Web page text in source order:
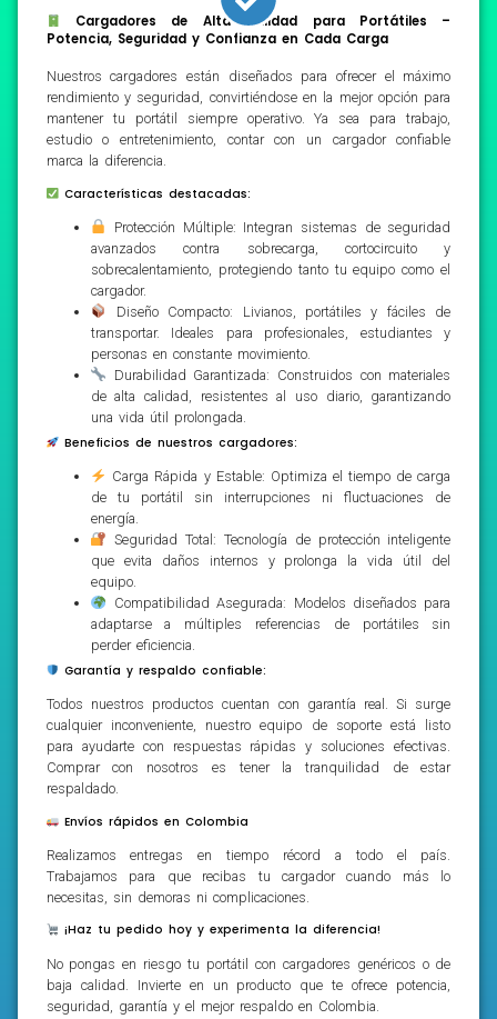
Cargadores de Alta Calidad para Portátiles –
Potencia, Seguridad y Confianza en Cada Carga
Nuestros cargadores están diseñados para ofrecer el máximo
rendimiento y seguridad, convirtiéndose en la mejor opción para
mantener tu portátil siempre operativo. Ya sea para trabajo,
estudio o entretenimiento, contar con un cargador confiable
marca la diferencia.
Características destacadas:
Protección Múltiple: Integran sistemas de seguridad
avanzados contra sobrecarga, cortocircuito y
sobrecalentamiento, protegiendo tanto tu equipo como el
cargador.
Diseño Compacto: Livianos, portátiles y fáciles de
transportar. Ideales para profesionales, estudiantes y
personas en constante movimiento.
Durabilidad Garantizada: Construidos con materiales
de alta calidad, resistentes al uso diario, garantizando
una vida útil prolongada.
Beneficios de nuestros cargadores:
Carga Rápida y Estable: Optimiza el tiempo de carga
de tu portátil sin interrupciones ni fluctuaciones de
energía.
Seguridad Total: Tecnología de protección inteligente
que evita daños internos y prolonga la vida útil del
equipo.
Compatibilidad Asegurada: Modelos diseñados para
adaptarse a múltiples referencias de portátiles sin
perder eficiencia.
Garantía y respaldo confiable:
Todos nuestros productos cuentan con garantía real. Si surge
cualquier inconveniente, nuestro equipo de soporte está listo
para ayudarte con respuestas rápidas y soluciones efectivas.
Comprar con nosotros es tener la tranquilidad de estar
respaldado.
Envíos rápidos en Colombia
Realizamos entregas en tiempo récord a todo el país.
Trabajamos para que recibas tu cargador cuando más lo
necesitas, sin demoras ni complicaciones.
¡Haz tu pedido hoy y experimenta la diferencia!
No pongas en riesgo tu portátil con cargadores genéricos o de
baja calidad. Invierte en un producto que te ofrece potencia,
seguridad, garantía y el mejor respaldo en Colombia.